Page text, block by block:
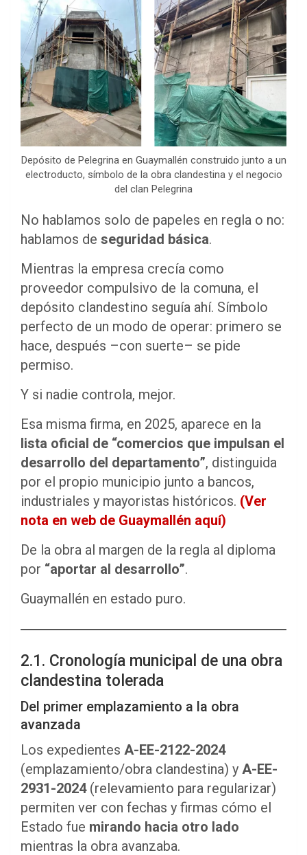
Depósito de Pelegrina en Guaymallén construido junto a un
electroducto, símbolo de la obra clandestina y el negocio
del clan Pelegrina
No hablamos solo de papeles en regla o no:
hablamos de seguridad básica.
Mientras la empresa crecía como
proveedor compulsivo de la comuna, el
depósito clandestino seguía ahí. Símbolo
perfecto de un modo de operar: primero se
hace, después –con suerte– se pide
permiso.
Y si nadie controla, mejor.
Esa misma firma, en 2025, aparece en la
lista oficial de “comercios que impulsan el
desarrollo del departamento”, distinguida
por el propio municipio junto a bancos,
industriales y mayoristas históricos. (Ver
nota en web de Guaymallén aquí)
De la obra al margen de la regla al diploma
por “aportar al desarrollo”.
Guaymallén en estado puro.
2.1. Cronología municipal de una obra
clandestina tolerada
Del primer emplazamiento a la obra
avanzada
Los expedientes A-EE-2122-2024
(emplazamiento/obra clandestina) y A-EE-
2931-2024(relevamiento para regularizar)
permiten ver con fechas y firmas cómo el
Estado fue mirando hacia otro lado
mientras la obra avanzaba.